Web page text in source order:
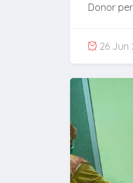
Donor
26 Jun